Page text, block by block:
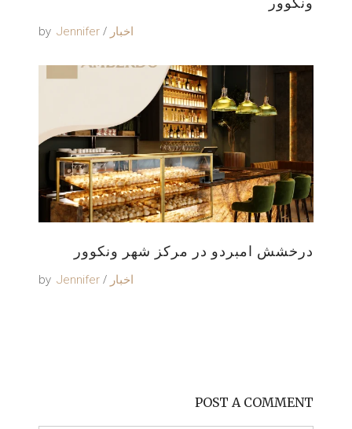
by Jennifer اخبار
درخشش امبردو در مرکز شهر ونکوور
by Jennifer اخبار
POST A COMMENT